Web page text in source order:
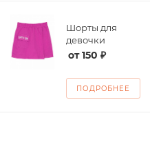
Шорты для
девочки
от150 ₽
ПОДРОБНЕЕ